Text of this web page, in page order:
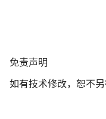
免
声
免责声明
如有技术修改，恕不另